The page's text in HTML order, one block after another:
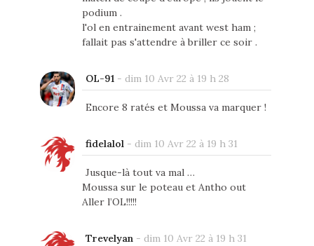
podium .
l'ol en entrainement avant west ham ;
fallait pas s'attendre à briller ce soir .
OL-91- dim 10 Avr 22 à 19 h 28
Encore 8 ratés et Moussa va marquer !
fidelalol- dim 10 Avr 22 à 19 h 31
Jusque-là tout va mal …
Moussa sur le poteau et Antho out
Aller l’OL!!!!!
Trevelyan- dim 10 Avr 22 à 19 h 31